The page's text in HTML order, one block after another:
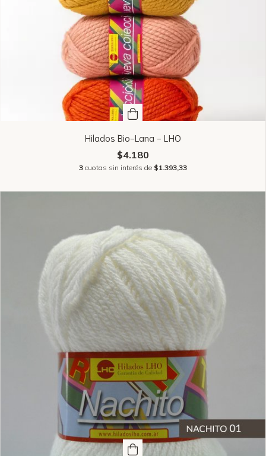
Hilados Bio-Lana - LHO
$4.180
3 cuotas sin interés de $1.393,33